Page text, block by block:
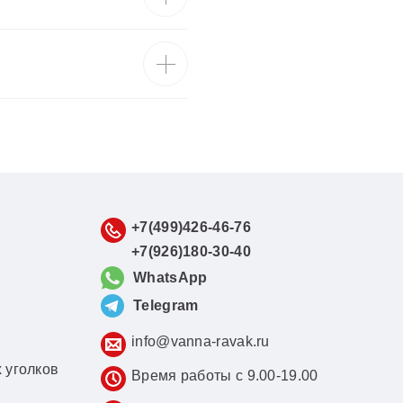
+7(499)426-46-76
+7(926)180-30-40
WhatsApp
Telegram
info@vanna-ravak.ru
Время работы с 9.00-19.00